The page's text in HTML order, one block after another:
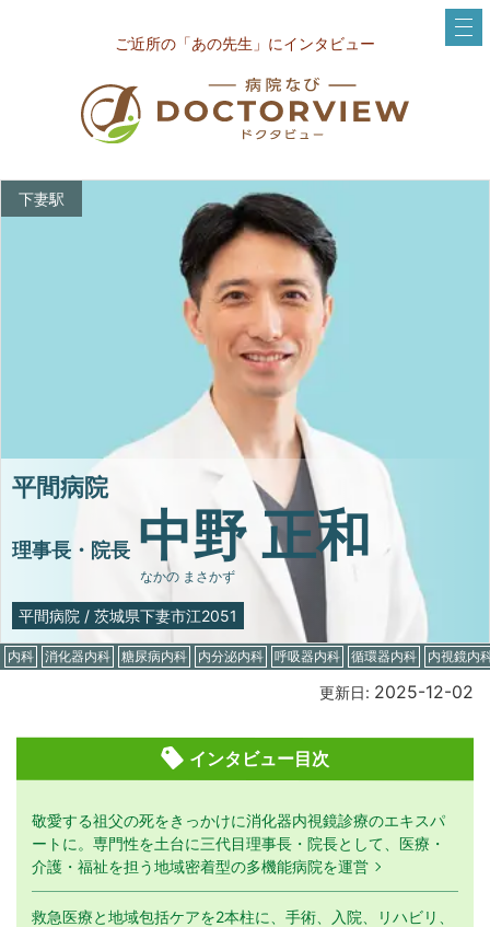
ご近所の「あの先生」にインタビュー
下妻駅
平間病院
理事長・院長 中野 正和
なかの まさかず
平間病院 / 茨城県下妻市江2051
内科 消化器内科 糖尿病内科 内分泌内科 呼吸器内科 循環器内科 内視鏡内
更新日: 2025-12-02
インタビュー目次
敬愛する祖父の死をきっかけに消化器内視鏡診療のエキスパ
ートに。専門性を土台に三代目理事長・院長として、医療・
介護・福祉を担う地域密着型の多機能病院を運営
救急医療と地域包括ケアを2本柱に、手術、入院、リハビリ、